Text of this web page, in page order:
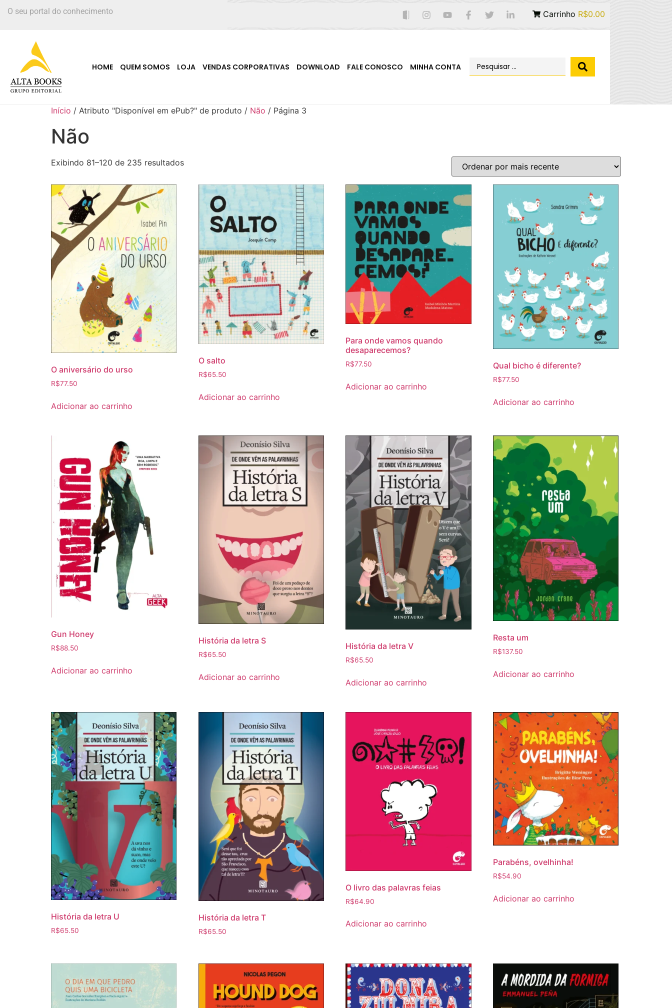
O seu portal do conhecimento Carrinho R$0.00
HOME QUEM SOMOS LOJA VENDAS CORPORATIVAS DOWNLOAD FALE CONOSCO MINHA CONTA
Início / Atributo "Disponível em ePub?" de produto / Não / Página 3
Não
Exibindo 81–120 de 235 resultados
O aniversário do urso
R$77.50
Adicionar ao carrinho
O salto
R$65.50
Adicionar ao carrinho
Para onde vamos quando
desaparecemos?
R$77.50
Adicionar ao carrinho
Qual bicho é diferente?
R$77.50
Adicionar ao carrinho
Gun Honey
R$88.50
Adicionar ao carrinho
História da letra S
R$65.50
Adicionar ao carrinho
História da letra V
R$65.50
Adicionar ao carrinho
Resta um
R$137.50
Adicionar ao carrinho
História da letra U
R$65.50
História da letra T
R$65.50
O livro das palavras feias
R$64.90
Adicionar ao carrinho
Parabéns, ovelhinha!
R$54.90
Adicionar ao carrinho